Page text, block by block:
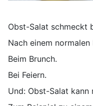
Obst-Salat schmeckt
Nach einem normalen
Beim Brunch.
Bei Feiern.
Und: Obst-Salat kann